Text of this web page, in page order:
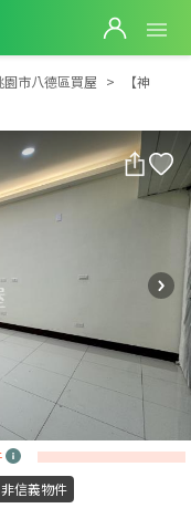
神馬】大湳商圈整新透天
園市八德區買屋
【神
非信義物件